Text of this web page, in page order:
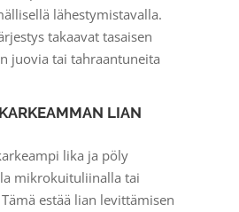
lähestymistavalla.
takaavat tasaisen
juovia tai tahraantuneita
LIAN
lika ja pöly
mikrokuituliinalla tai
estää lian levittämisen